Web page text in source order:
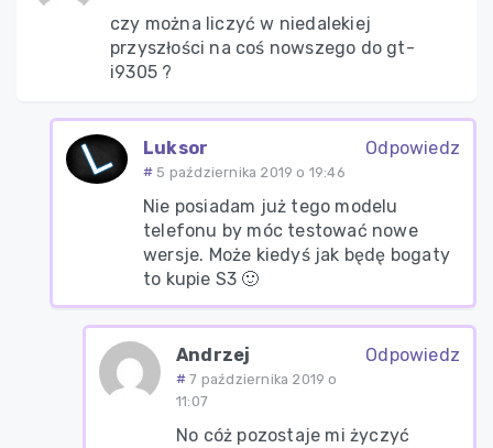
czy można liczyć w niedalekiej
przyszłości na coś nowszego do gt-
i9305 ?
Luksor
5 października 2019 o 19:46
Nie posiadam już tego modelu
telefonu by móc testować nowe
wersje. Może kiedyś jak będę bogaty
to kupie S3 🙂
Odpowiedz
Andrzej
7 października 2019 o
11:07
No cóż pozostaje mi życzyć
Odpowiedz